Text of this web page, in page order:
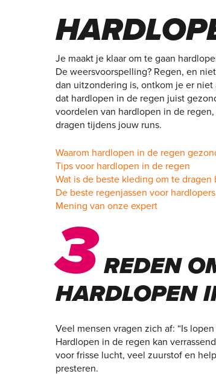
Je maakt je klaar om te gaan
De weersvoorspelling? Regen, en
dan uitzondering is, ontkom je er
dat hardlopen in de regen juist
voordelen van hardlopen in de
dragen tijdens jouw runs.
Waarom hardlopen in de regen
Tips voor hardlopen in de regen
Wat is de beste kleding om te
De beste regenjassen voor hardlopers
Mening van onze expert
3 REDEN
HARDLOPEN
Veel mensen vragen zich af: “Is
Hardlopen in de regen kan
voor frisse lucht, veel zuurstof en
presteren.